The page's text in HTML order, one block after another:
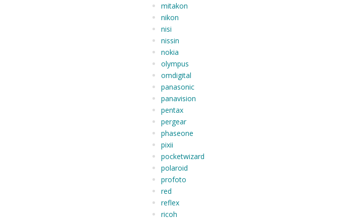
mitakon
nikon
nisi
nissin
nokia
olympus
omdigital
panasonic
panavision
pentax
pergear
phaseone
pixii
pocketwizard
polaroid
profoto
red
reflex
ricoh